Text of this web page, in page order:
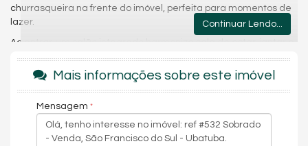
churrasqueira na frente do imóvel, perfeita para momentos de
lazer.
Ao entrar, um salão integrado harmoniza sala de estar, jantar e
cozinha, proporcionando um ambiente moderno e funcional. No
térreo, há três dormitórios, sendo duas suítes. No piso superior,
uma suíte master impressiona com closet e hidromassagem.
Um refúgio ideal para quem busca qualidade de vida e
proximidade com a natureza!
Continuar Lendo...
Mais informações sobre este imóvel
Mensagem